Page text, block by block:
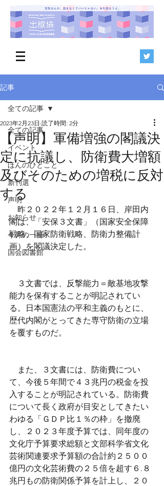
記事
全ての記事
イベント
ほんのひとこと
新刊選
声明
お知らせ
今月の一冊
国会図書館
全ての記事
【声明】軍備増強の閣議決
定に抗議し、防衛費大増額
及びそのための増税に反対
する
2023年2月23日 読了時間: 2分
昨２０２２年１２月１６日、岸田内
閣は、「安保３文書」（国家安全保障
戦略、国家防衛戦略、防衛力整備計
画）を閣議決定した。
３文書では、反撃能力＝敵基地攻撃
能力を保有することが明記されてい
る。日本国憲法の平和主義のもとに、
歴代内閣がとってきた専守防衛の立場
を覆すものだ。
また、３文書には、防衛費につい
て、今後５年間で４３兆円の税金を投
入することが明記されている。防衛費
について長く政府が目安としてきたい
わゆる「ＧＤＰ比１％の枠」を撤廃
し、２０２３年度予算では、同年度の
文化庁予算要求総額と文部科学省文化
芸術関連要求予算額の合計約２５００
億円の文化芸術費の２５倍を超す６.８
兆円もの防衛関係予算を計上し、２０